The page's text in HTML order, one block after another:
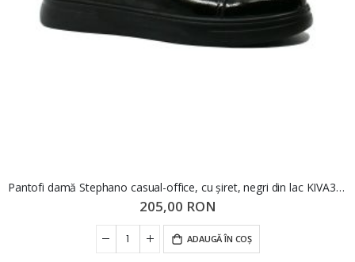
Pantofi damă Stephano casual-office, cu șiret, negri din lac KIVA3113
205,00 RON
ADAUGĂ ÎN COȘ